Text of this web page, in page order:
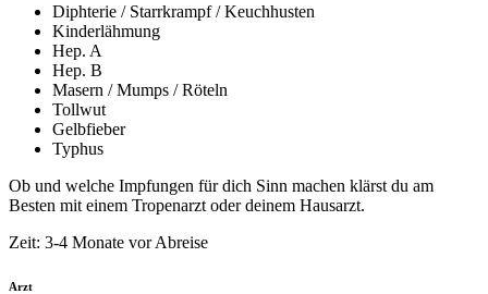
Diphterie / Starrkrampf / Keuchhusten
Kinderlähmung
Hep. A
Hep. B
Masern / Mumps / Röteln
Tollwut
Gelbfieber
Typhus
Ob und welche Impfungen für dich Sinn machen klärst du am
Besten mit einem Tropenarzt oder deinem Hausarzt.
Zeit: 3-4 Monate vor Abreise
Arzt